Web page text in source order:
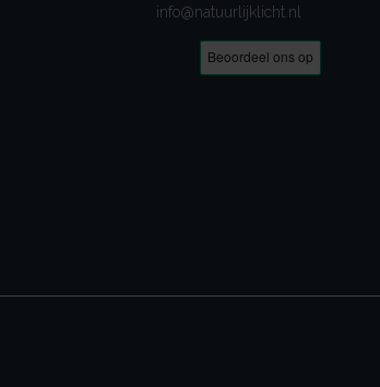
info@natuurlijklicht.nl